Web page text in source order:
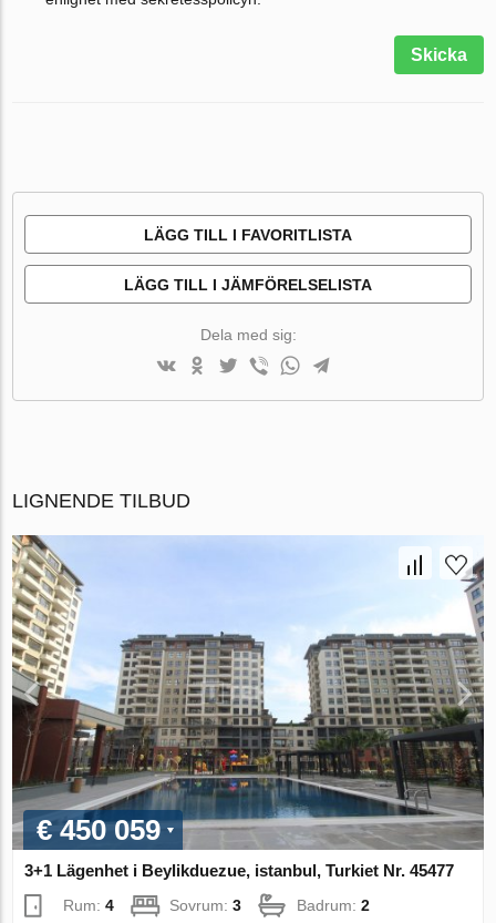
Skicka
LÄGG TILL I FAVORITLISTA
LÄGG TILL I JÄMFÖRELSELISTA
Dela med sig:
LIGNENDE TILBUD
€ 450 059
3+1 Lägenhet i Beylikduezue, istanbul, Turkiet Nr. 45477
Rum:4 Sovrum:3 Badrum:2